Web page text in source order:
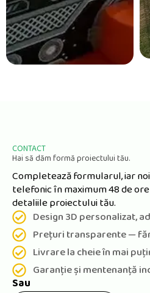
CONTACT
Hai să dăm formă proiectului tău.
Completează formularul, iar
telefonic în maximum 48 de
detaliile proiectului tău.
Design 3D personalizat,
Prețuri transparente —
Livrare la cheie în mai
Garanție și mentenanță
Sau